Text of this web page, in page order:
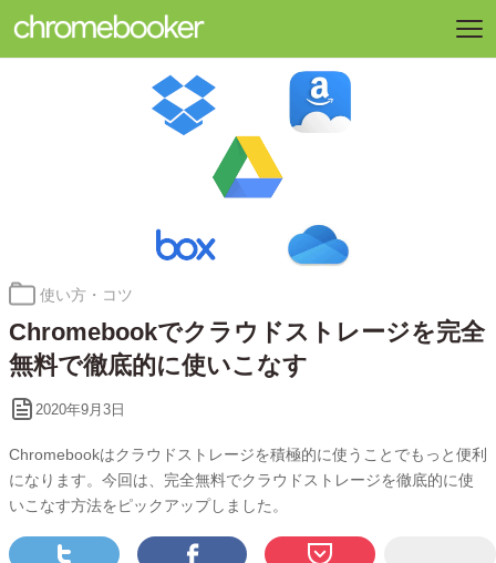
カ
ゴ
リ
ー:
使い方・コツ
Chromebookでクラウドストレージを完全
無料で徹底的に使いこなす
2020年9月3日
Chromebookはクラウドストレージを積極的に使うことでもっと便利
になります。今回は、完全無料でクラウドストレージを徹底的に使
いこなす方法をピックアップしました。